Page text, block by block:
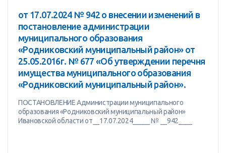
от 17.07.2024 № 942 о внесении изменений в
постановление администрации
муниципального образования
«Родниковский муниципальный район» от
25.05.2016г. № 677 «Об утверждении перечня
имущества муниципального образования
«Родниковский муниципальный район».
ПОСТАНОВЛЕНИЕ Администрации муниципального
образования «Родниковский муниципальный район»
Ивановской области от__17.07.2024_____ № __942____